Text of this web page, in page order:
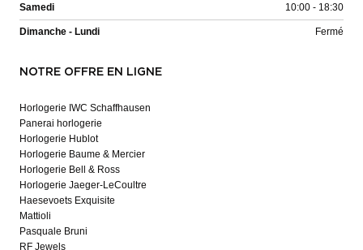
Samedi 10:00 - 18:30
Dimanche - Lundi Fermé
NOTRE OFFRE EN LIGNE
Horlogerie IWC Schaffhausen
Panerai horlogerie
Horlogerie Hublot
Horlogerie Baume & Mercier
Horlogerie Bell & Ross
Horlogerie Jaeger-LeCoultre
Haesevoets Exquisite
Mattioli
Pasquale Bruni
RF Jewels